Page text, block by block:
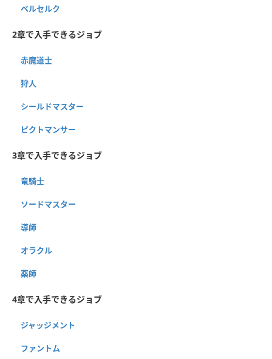
ベルセルク
2章で入手できるジョブ
赤魔道士
狩人
シールドマスター
ピクトマンサー
3章で入手できるジョブ
竜騎士
ソードマスター
導師
オラクル
薬師
4章で入手できるジョブ
ジャッジメント
ファントム